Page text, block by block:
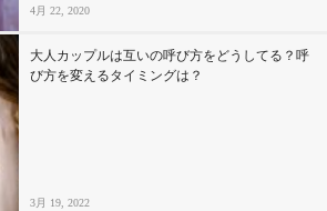
4月 22, 2020
大人カップルは互いの呼び方をどうしてる？呼
び方を変えるタイミングは？
3月 19, 2022